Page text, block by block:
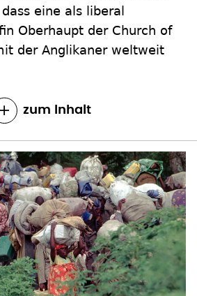
eine als liberal
Oberhaupt der Church of
der Anglikaner weltweit
zum Inhalt